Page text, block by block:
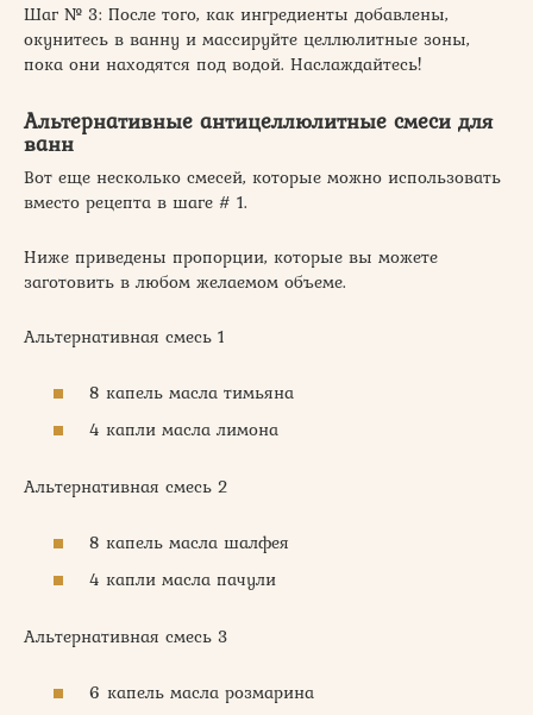
Шаг № 3: После того, как ингредиенты добавлены,
окунитесь в ванну и массируйте целлюлитные зоны,
пока они находятся под водой. Наслаждайтесь!
Альтернативные антицеллюлитные смеси для
ванн
Вот еще несколько смесей, которые можно использовать
вместо рецепта в шаге # 1.
Ниже приведены пропорции, которые вы можете
заготовить в любом желаемом объеме.
Альтернативная смесь 1
8 капель масла тимьяна
4 капли масла лимона
Альтернативная смесь 2
8 капель масла шалфея
4 капли масла пачули
Альтернативная смесь 3
6 капель масла розмарина